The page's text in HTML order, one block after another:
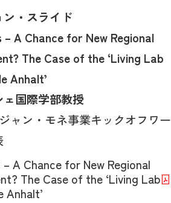
・スライド
– A Chance for New Regional
The Case of the ‘Living Lab
Anhalt’
国際学部教授
ン・モネ事業キックオフワー
A Chance for New Regional
The Case of the ‘Living Lab
Anhalt’